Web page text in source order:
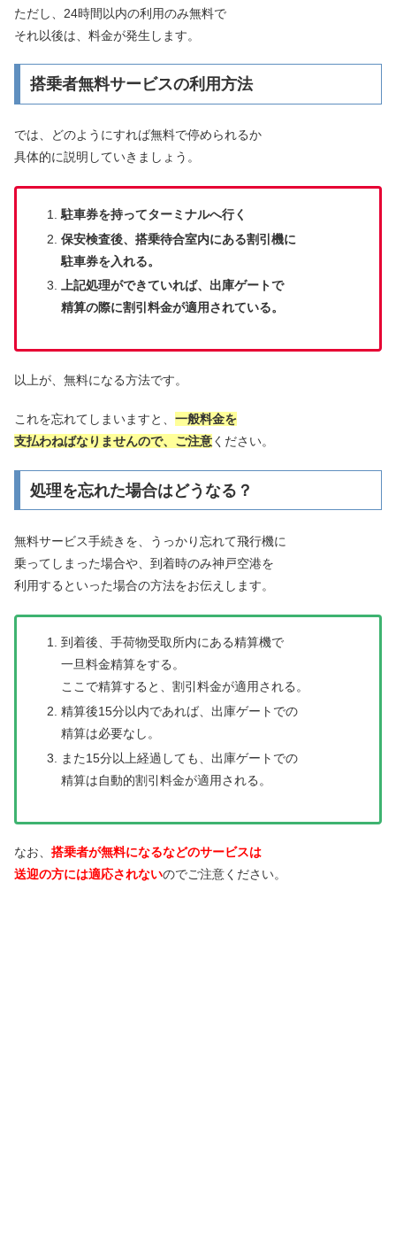
ただし、24時間以内の利用のみ無料で
それ以後は、料金が発生します。
搭乗者無料サービスの利用方法
では、どのようにすれば無料で停められるか
具体的に説明していきましょう。
駐車券を持ってターミナルへ行く
保安検査後、搭乗待合室内にある割引機に
駐車券を入れる。
上記処理ができていれば、出庫ゲートで
精算の際に割引料金が適用されている。
以上が、無料になる方法です。
これを忘れてしまいますと、 一般料金を
支払わねばなりませんので、ご注意ください。
処理を忘れた場合はどうなる？
無料サービス手続きを、うっかり忘れて飛行機に
乗ってしまった場合や、到着時のみ神戸空港を
利用するといった場合の方法をお伝えします。
到着後、手荷物受取所内にある精算機で
一旦料金精算をする。
ここで精算すると、割引料金が適用される。
精算後15分以内であれば、出庫ゲートでの
精算は必要なし。
また15分以上経過しても、出庫ゲートでの
精算は自動的割引料金が適用される。
なお、 搭乗者が無料になるなどのサービスは
送迎の方には適応されないのでご注意ください。